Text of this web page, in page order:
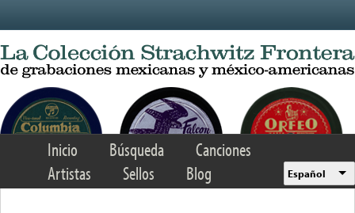
Inicio Búsqueda
Canciones
Artistas
Sellos Blog Español